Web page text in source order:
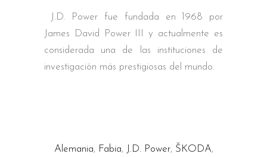
J.D. Power fue fundada en 1968 por
James David Power III y actualmente es
considerada una de las instituciones de
investigación más prestigiosas del mundo.
Alemania, Fabia, J.D. Power, ŠKODA,